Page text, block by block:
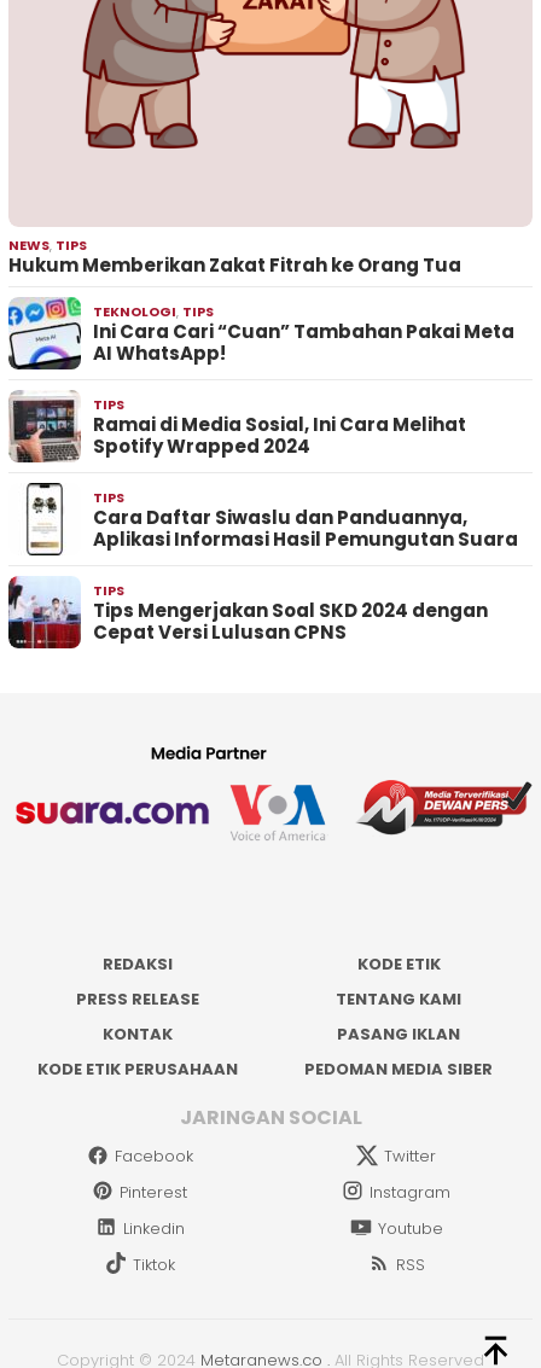
NEWS, TIPS
Hukum Memberikan Zakat Fitrah ke Orang Tua
TEKNOLOGI, TIPS
Ini Cara Cari “Cuan” Tambahan Pakai Meta
AI WhatsApp!
TIPS
Ramai di Media Sosial, Ini Cara Melihat
Spotify Wrapped 2024
TIPS
Cara Daftar Siwaslu dan Panduannya,
Aplikasi Informasi Hasil Pemungutan Suara
TIPS
Tips Mengerjakan Soal SKD 2024 dengan
Cepat Versi Lulusan CPNS
REDAKSI
KODE ETIK
PRESS RELEASE
TENTANG KAMI
KONTAK
PASANG IKLAN
KODE ETIK PERUSAHAAN
PEDOMAN MEDIA SIBER
JARINGAN SOCIAL
Facebook
Twitter
Pinterest
Instagram
Linkedin
Youtube
Tiktok
RSS
Copyright © 2024 Metaranews.co . All Rights Reserved